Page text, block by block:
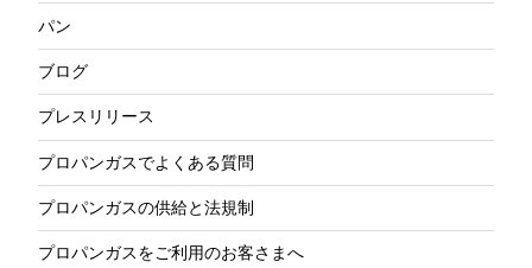
パン
ブログ
プレスリリース
プロパンガスでよくある質問
プロパンガスの供給と法規制
プロパンガスをご利用のお客さまへ